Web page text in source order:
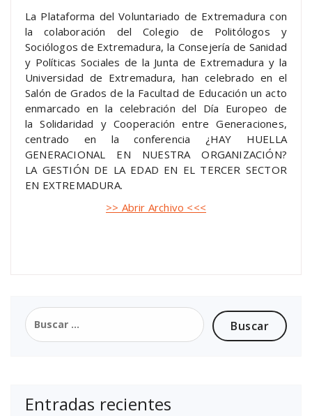
La Plataforma del Voluntariado de Extremadura con
la colaboración del Colegio de Politólogos y
Sociólogos de Extremadura, la Consejería de Sanidad
y Políticas Sociales de la Junta de Extremadura y la
Universidad de Extremadura, han celebrado en el
Salón de Grados de la Facultad de Educación un acto
enmarcado en la celebración del Día Europeo de
la Solidaridad y Cooperación entre Generaciones,
centrado en la conferencia ¿HAY HUELLA
GENERACIONAL EN NUESTRA ORGANIZACIÓN?
LA GESTIÓN DE LA EDAD EN EL TERCER SECTOR
EN EXTREMADURA.
>> Abrir Archivo <<<
Entradas recientes